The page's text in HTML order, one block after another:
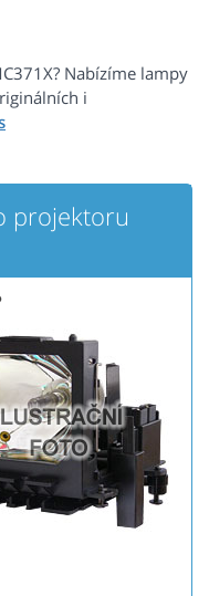
Nabízíme lampy
i
projektoru